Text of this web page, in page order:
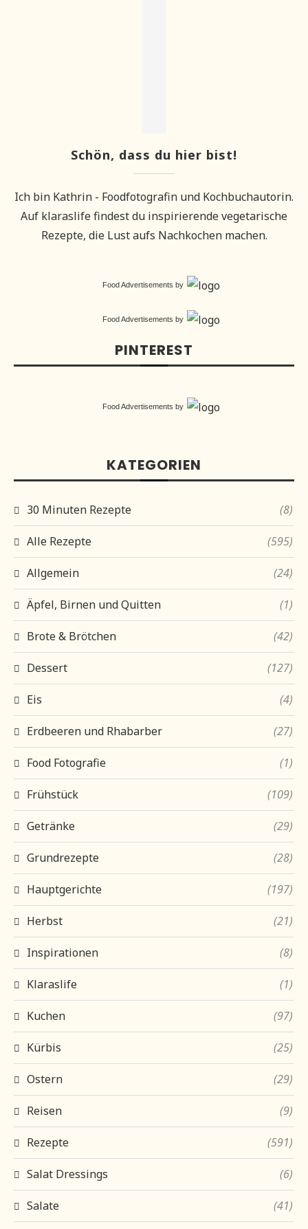
Schön, dass du hier bist!
Ich bin Kathrin - Foodfotografin und Kochbuchautorin.
Auf klaraslife findest du inspirierende vegetarische
Rezepte, die Lust aufs Nachkochen machen.
Food Advertisements by
Food Advertisements by
PINTEREST
Food Advertisements by
KATEGORIEN
30 Minuten Rezepte (8)
Alle Rezepte (595)
Allgemein (24)
Äpfel, Birnen und Quitten (1)
Brote & Brötchen (42)
Dessert (127)
Eis (4)
Erdbeeren und Rhabarber (27)
Food Fotografie (1)
Frühstück (109)
Getränke (29)
Grundrezepte (28)
Hauptgerichte (197)
Herbst (21)
Inspirationen (8)
Klaraslife (1)
Kuchen (97)
Kürbis (25)
Ostern (29)
Reisen (9)
Rezepte (591)
Salat Dressings (6)
Salate (41)